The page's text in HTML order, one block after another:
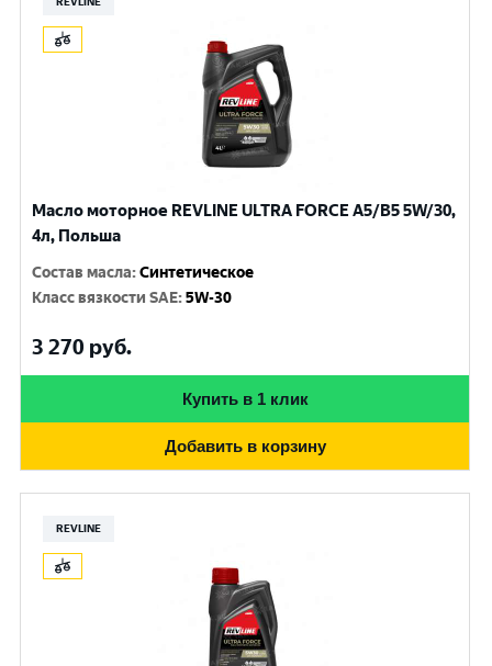
Масло моторное REVLINE ULTRA FORCE A5/B5 5W/30,
4л, Польша
Состав масла:Синтетическое
Класс вязкости SAE:5W-30
3 270 руб.
Купить в 1 клик
Добавить в корзину
REVLINE